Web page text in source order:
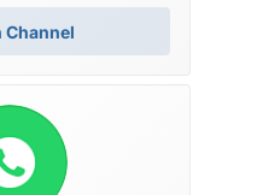
Channel